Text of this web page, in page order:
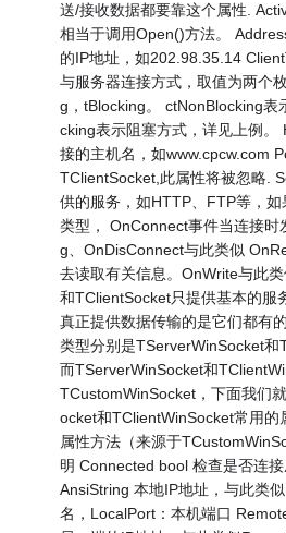
送/接收数据都要靠这个属性.
相当于调用Open()方法。
的IP地址，如202.98.35.14
与服务器连接方式，取值为两个
g，tBlocking。 ctNonBlocking表
cking表示阻塞方式，详见上例。
接的主机名，如www.cpcw.com
TClientSocket,此属性将被忽略.
供的服务，如HTTP、FTP等，
类型， OnConnect事件当连接时
g、OnDisConnect与此类似
去读取有关信息。OnWrite与此
和TClientSocket只提供基本的服
真正提供数据传输的是它们都有
类型分别是TServerWinSocket和
而TServerWinSocket和
TCustomWinSocket，下面我们
ocket和TClientWinSocket常用的
属性方法（来源于
明 Connected bool 检查是否连
AnsiString 本地IP地址，与此类
名，LocalPort：本机端口